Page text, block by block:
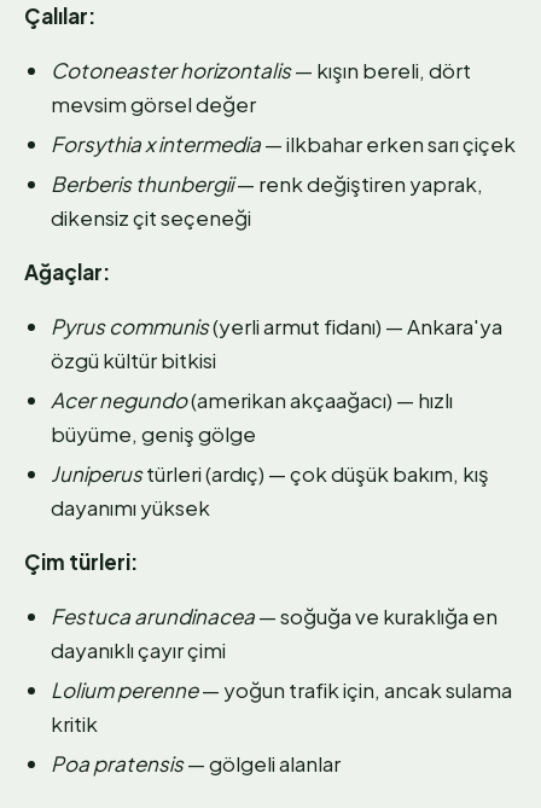
Çalılar:
Cotoneaster horizontalis— kışın bereli, dört
mevsim görsel değer
Forsythia x intermedia— ilkbahar erken sarı çiçek
Berberis thunbergii— renk değiştiren yaprak,
dikensiz çit seçeneği
Ağaçlar:
Pyrus communis(yerli armut fidanı) — Ankara'ya
özgü kültür bitkisi
Acer negundo(amerikan akçaağacı) — hızlı
büyüme, geniş gölge
Juniperustürleri (ardıç) — çok düşük bakım, kış
dayanımı yüksek
Çim türleri:
Festuca arundinacea— soğuğa ve kuraklığa en
dayanıklı çayır çimi
Lolium perenne— yoğun trafik için, ancak sulama
kritik
Poa pratensis— gölgeli alanlar